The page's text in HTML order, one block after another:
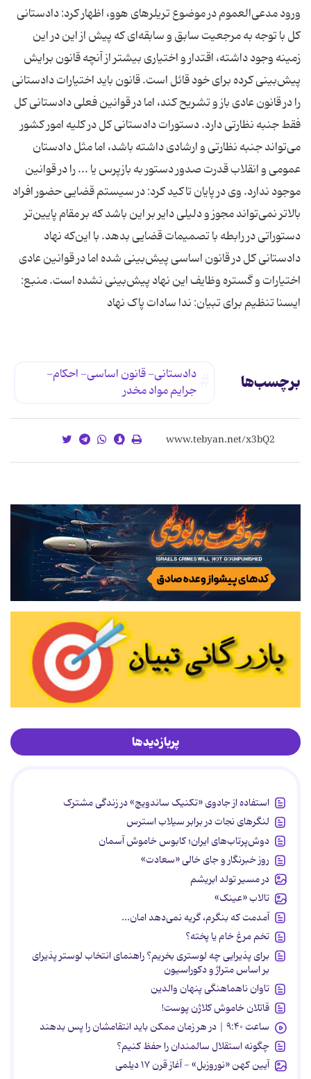
ورود مدعی‌العموم در موضوع تریلرهای هوو، اظهار کرد: دادستانی
کل با توجه به مرجعیت سابق و سابقه‌ای که پیش از این در این
زمینه وجود داشته، اقتدار و اختیاری بیشتر از آنچه قانون برایش
پیش‌بینی کرده برای خود قائل است. قانون باید اختیارات دادستانی
را در قانون عادی باز و تشریح کند، اما در قوانین فعلی دادستانی کل
فقط جنبه‌ نظارتی دارد. دستورات دادستانی کل در کلیه‌ امور کشور
می‌تواند جنبه‌ نظارتی و ارشادی داشته باشد، اما مثل دادستان
عمومی و انقلاب قدرت صدور دستور به بازپرس یا ... را در قوانین
موجود ندارد. وی در پایان تاکید کرد: در سیستم قضایی حضور افراد
بالاتر نمی‌تواند مجوز و دلیلی دایر بر این باشد که بر مقام پایین‌تر
دستوراتی در رابطه با تصمیمات قضایی بدهد. با این‌که نهاد
دادستانی کل در قانون اساسی پیش‌بینی شده اما در قوانین عادی
اختیارات و گستره وظایف این نهاد پیش‌بینی نشده است. منبع:
ایسنا تنظیم برای تبیان: ندا سادات پاک نهاد
برچسب‌ها
دادستانی- قانون اساسی- احکام-
جرایم مواد مخدر
پربازدیدها
استفاده از جادوی «تکنیک ساندویچ» در زندگی مشترک
لنگرهای نجات در برابر سیلاب استرس
دوش‌پرتاب‌های ایران؛ کابوس خاموش آسمان
روز خبرنگار و جای خالی «سعادت»
در مسیر تولد ابریشم
تالاب «عینک»
آمدمت که بنگرم، گریه نمی‌دهد امان...
تخم مرغ خام یا پخته؟
برای پذیرایی چه لوستری بخریم؟ راهنمای انتخاب لوستر پذیرای
بر اساس متراژ و دکوراسیون
تاوان ناهماهنگی پنهان والدین
قاتلان خاموش کلاژن پوست!
ساعت ۹:۴۰ | در هر زمان ممکن باید انتقامشان را پس بدهند
چگونه استقلال سالمندان را حفظ کنیم؟
آیین کهن «نوروزبل» - آغاز قرن ۱۷ دیلمی